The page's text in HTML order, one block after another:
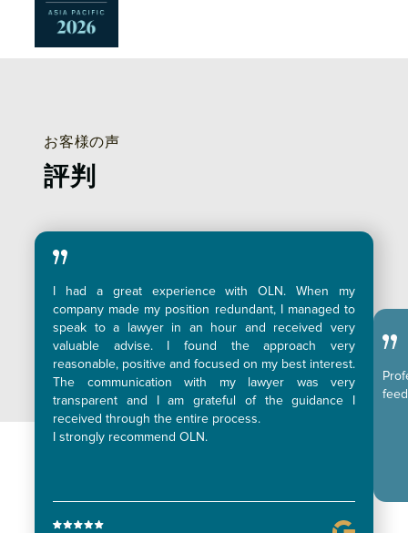
お客様の声
評判
I had a great experience with OLN. When my
company made my position redundant, I managed to
speak to a lawyer in an hour and received very
valuable advise. I found the approach very
reasonable, positive and focused on my best interest.
The communication with my lawyer was very
transparent and I am grateful of the guidance I
received through the entire process.
I strongly recommend OLN.